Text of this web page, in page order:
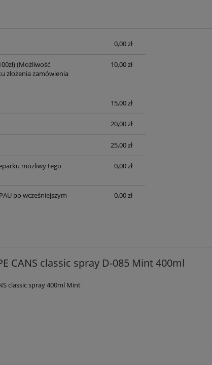
0,00 zł
(Możliwość
złożenia zamówienia
10,00 zł
15,00 zł
20,00 zł
25,00 zł
możliwy tego
0,00 zł
po wcześniejszym
0,00 zł
CANS classic spray D-085 Mint 400ml
classic spray 400ml Mint